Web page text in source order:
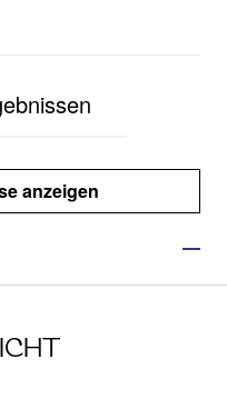
anzeigen